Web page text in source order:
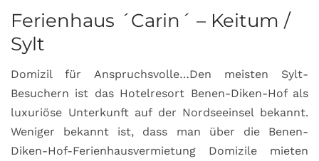
Ferienhaus ´Carin´ – Keitum /
Sylt
Domizil für Anspruchsvolle…Den meisten Sylt-
Besuchern ist das Hotelresort Benen-Diken-Hof als
luxuriöse Unterkunft auf der Nordseeinsel bekannt.
Weniger bekannt ist, dass man über die Benen-
Diken-Hof-Ferienhausvermietung Domizile mieten